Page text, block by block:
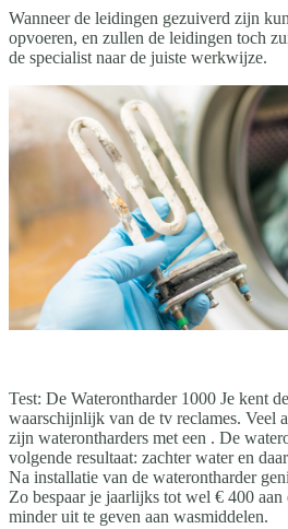
Wanneer de leidingen gezuiverd zijn
opvoeren, en zullen de leidingen toch
de specialist naar de juiste werkwijze.
Test: De Waterontharder 1000 Je kent
waarschijnlijk van de tv reclames. Veel
zijn waterontharders met een . De
volgende resultaat: zachter water en
Na installatie van de waterontharder
Zo bespaar je jaarlijks tot wel € 400 aan
minder uit te geven aan wasmiddelen.